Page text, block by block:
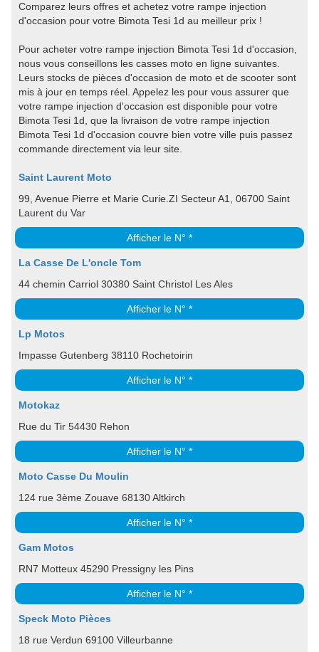
Comparez leurs offres et achetez votre rampe injection
d'occasion pour votre Bimota Tesi 1d au meilleur prix !
Pour acheter votre rampe injection Bimota Tesi 1d d'occasion,
nous vous conseillons les casses moto en ligne suivantes.
Leurs stocks de pièces d'occasion de moto et de scooter sont
mis à jour en temps réel. Appelez les pour vous assurer que
votre rampe injection d'occasion est disponible pour votre
Bimota Tesi 1d, que la livraison de votre rampe injection
Bimota Tesi 1d d'occasion couvre bien votre ville puis passez
commande directement via leur site.
Saint Laurent Moto
99, Avenue Pierre et Marie Curie.ZI Secteur A1, 06700 Saint
Laurent du Var
Afficher le N° *
La Casse De L'oncle Tom
44 chemin Carriol 30380 Saint Christol Les Ales
Afficher le N° *
Lp Motos
Impasse Gutenberg 38110 Rochetoirin
Afficher le N° *
Motokaz
Rue du Tir 54430 Rehon
Afficher le N° *
Moto Casse Du Moulin
124 rue 3ème Zouave 68130 Altkirch
Afficher le N° *
Gam Motos
RN7 Motteux 45290 Pressigny les Pins
Afficher le N° *
Speck Moto Pièces
18 rue Verdun 69100 Villeurbanne